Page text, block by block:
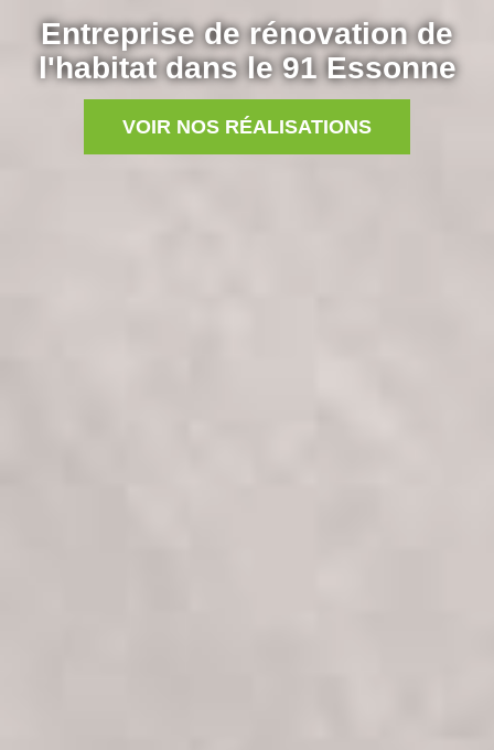
Entreprise de rénovation de
l'habitat dans le 91 Essonne
VOIR NOS RÉALISATIONS